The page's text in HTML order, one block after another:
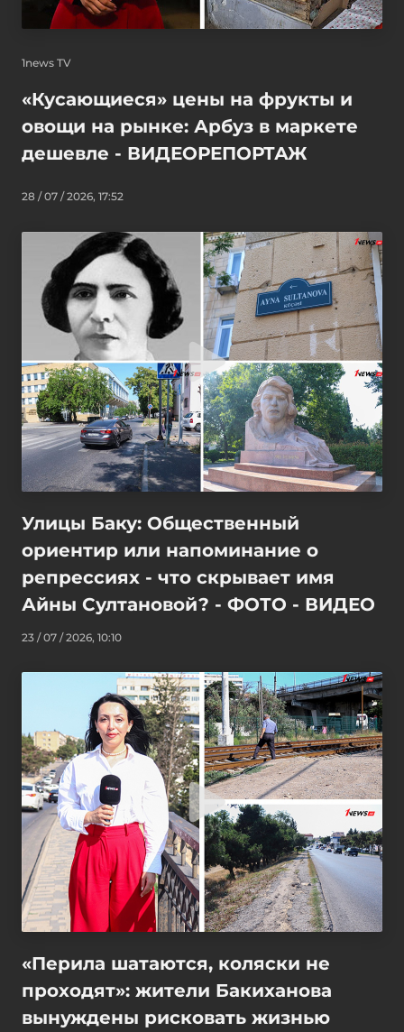
1news TV
«Кусающиеся» цены на фрукты и
овощи на рынке: Арбуз в маркете
дешевле - ВИДЕОРЕПОРТАЖ
28 / 07 / 2026, 17:52
Улицы Баку: Общественный
ориентир или напоминание о
репрессиях - что скрывает имя
Айны Султановой? - ФОТО - ВИДЕО
23 / 07 / 2026, 10:10
«Перила шатаются, коляски не
проходят»: жители Бакиханова
вынуждены рисковать жизнью